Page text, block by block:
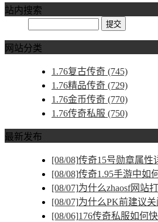
站内搜索
网站分类
1.76复古传奇 (745)
1.76精品传奇 (729)
1.76金币传奇 (770)
1.76传奇私服 (750)
最新发布
[08/08]传奇15号勋章属性
[08/08]传奇1.95手游中如
[08/07]为什么zhaosf网站
[08/07]为什么PK前建议关
[08/06]176传奇私服如何